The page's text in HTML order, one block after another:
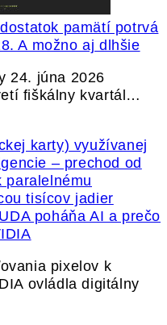
pamätí potrvá
A možno aj dlhšie
24. júna 2026
fiškálny kvartál…
poháňa AI a prečo
pixelov k
ovládla digitálny